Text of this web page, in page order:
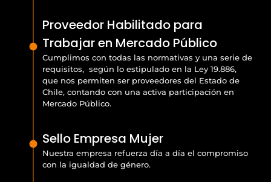
Proveedor Habilitado para
Trabajar en Mercado Público
Cumplimos con todas las normativas y una serie de
requisitos, según lo estipulado en la Ley 19.886,
que nos permiten ser proveedores del Estado de
Chile, contando con una activa participación en
Mercado Público.
Sello Empresa Mujer
Nuestra empresa refuerza día a día el compromiso
con la igualdad de género.